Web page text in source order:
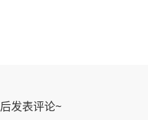
后发表评论~